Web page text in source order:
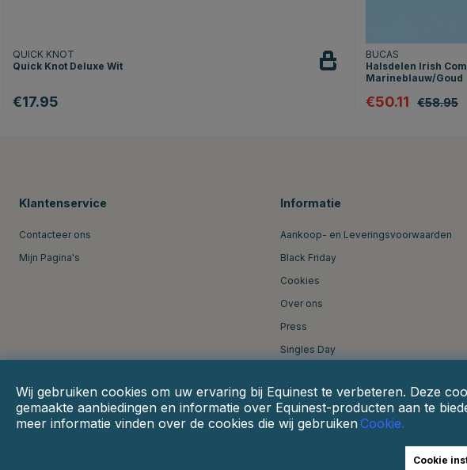
QUICK KNOT
Quick Knot Deluxe Wit
€17.95
BUCAS
Halsdelen Irish
Marineblauw/Goud
€50.11 €58.95
Klantenservice
Contacteer ons
Mijn Pagina's
Informatie
Aankoop- en Leveringsvoorwaarden
Black Friday
Cookies
Over ons
Press
Singles Day
Wij gebruiken cookies om uw ervaring bij Equinest te verbeteren. Deze
gemaakte aanbiedingen en informatie over Equinest-producten aan te
meer informatie vinden over de cookies die wij gebruikenCookie.
Cookie